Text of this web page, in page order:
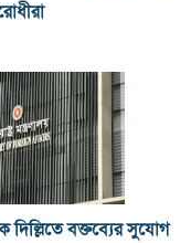
দিল্লিতে বক্তব্যের সুযোগ